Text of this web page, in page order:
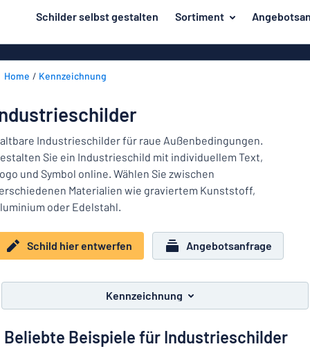
springen
Schilder selbst gestalten Sortiment
Herstellung
Haus und Heim
Kennzeichnung
Namensschilder
Aufkleber
Industrie und Fertigung
Alle Kategorien anzeigen
Roll-Up
Unsere
Bestseller
Material
Herstellung
Haus
Heim
Kennzeichnung
Namensschilder
Alle Kategorien anzeigen
zum
entwerfen
Home Kennzeichnung
Industrieschilder für raue Außenbedingungen.
Sie ein Industrieschild mit individuellem Text,
und Symbol online. Wählen Sie zwischen
Materialien wie graviertem Kunststoff,
oder Edelstahl.
Schild hier entwerfen Angebotsanfrage
Kennzeichnung
Beliebte Beispiele für Industrieschilder